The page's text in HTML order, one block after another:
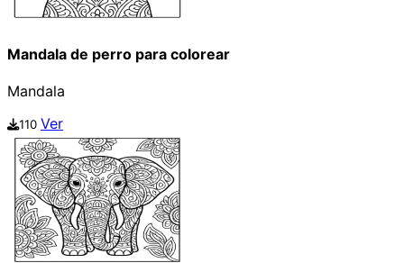
Mandala de perro para colorear
Mandala
110 Ver